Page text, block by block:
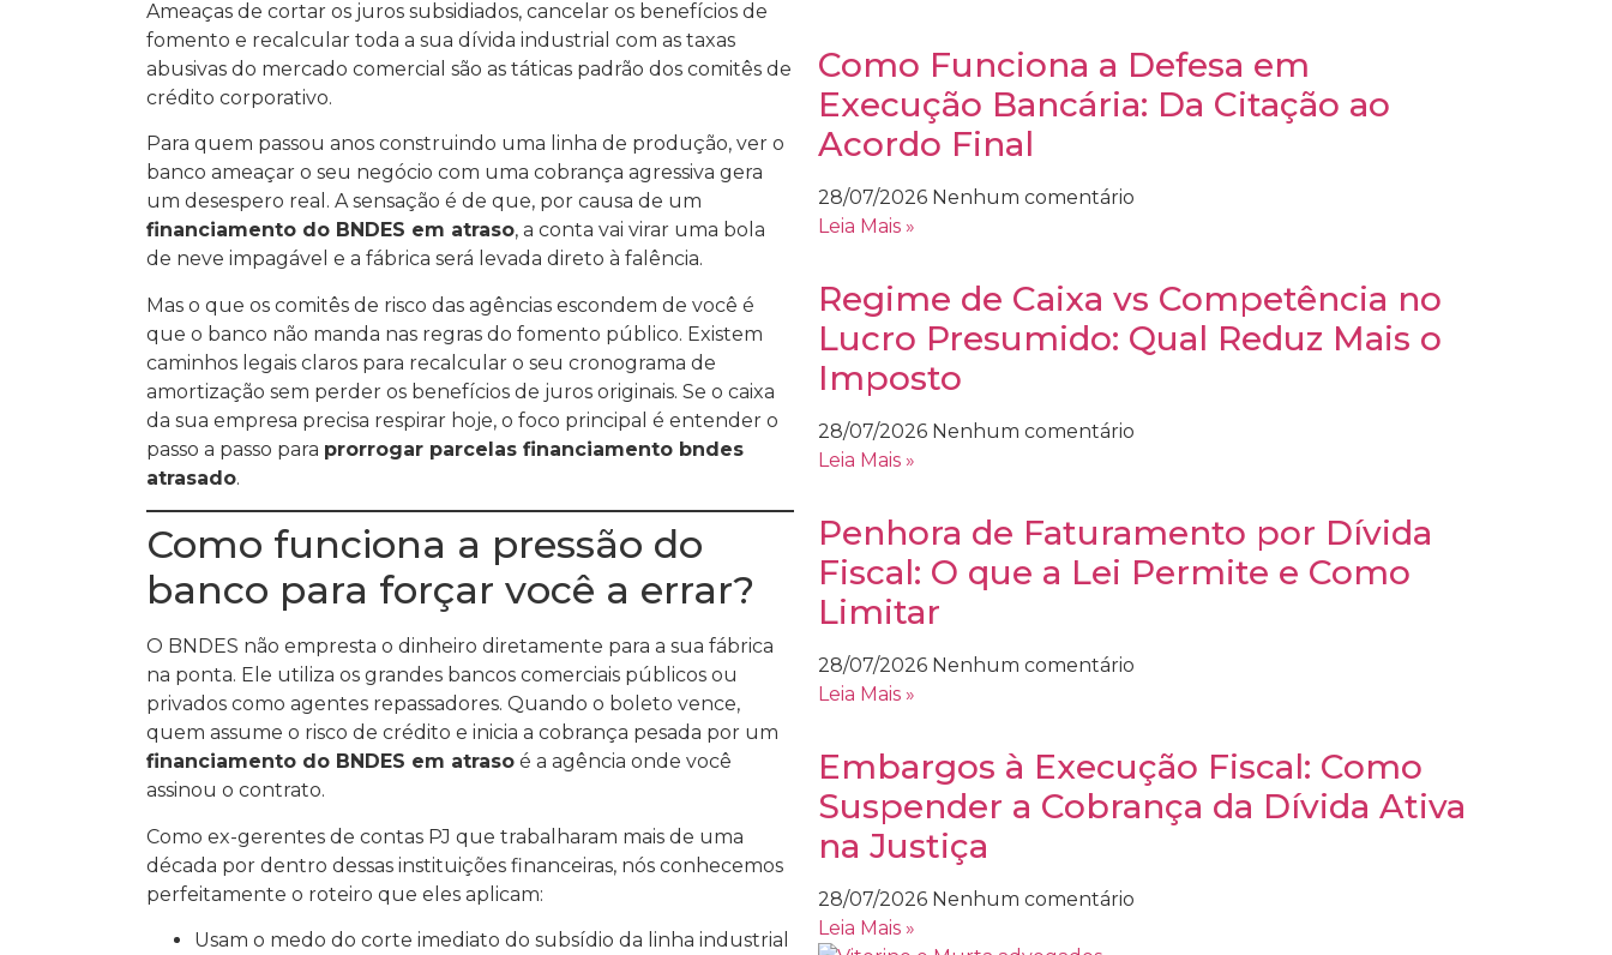
Ameaças de cortar os juros subsidiados, cancelar os benefícios de
fomento e recalcular toda a sua dívida industrial com as taxas
abusivas do mercado comercial são as táticas padrão dos comitês de
crédito corporativo.
Para quem passou anos construindo uma linha de produção, ver o
banco ameaçar o seu negócio com uma cobrança agressiva gera
um desespero real. A sensação é de que, por causa de um
financiamento do BNDES em atraso, a conta vai virar uma bola
de neve impagável e a fábrica será levada direto à falência.
Mas o que os comitês de risco das agências escondem de você é
que o banco não manda nas regras do fomento público. Existem
caminhos legais claros para recalcular o seu cronograma de
amortização sem perder os benefícios de juros originais. Se o caixa
da sua empresa precisa respirar hoje, o foco principal é entender o
passo a passo para prorrogar parcelas financiamento bndes
atrasado.
Como funciona a pressão do
banco para forçar você a errar?
O BNDES não empresta o dinheiro diretamente para a sua fábrica
na ponta. Ele utiliza os grandes bancos comerciais públicos ou
privados como agentes repassadores. Quando o boleto vence,
quem assume o risco de crédito e inicia a cobrança pesada por um
financiamento do BNDES em atraso é a agência onde você
assinou o contrato.
Como ex-gerentes de contas PJ que trabalharam mais de uma
década por dentro dessas instituições financeiras, nós conhecemos
perfeitamente o roteiro que eles aplicam:
Usam o medo do corte imediato do subsídio da linha industrial
Como Funciona a Defesa em
Execução Bancária: Da Citação ao
Acordo Final
28/07/2026 Nenhum comentário
Leia Mais »
Regime de Caixa vs Competência no
Lucro Presumido: Qual Reduz Mais o
Imposto
28/07/2026 Nenhum comentário
Leia Mais »
Penhora de Faturamento por Dívida
Fiscal: O que a Lei Permite e Como
Limitar
28/07/2026 Nenhum comentário
Leia Mais »
Embargos à Execução Fiscal: Como
Suspender a Cobrança da Dívida Ativa
na Justiça
28/07/2026 Nenhum comentário
Leia Mais »